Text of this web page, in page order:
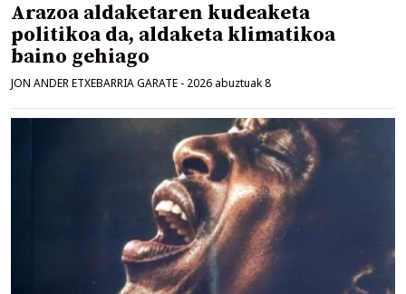
Arazoa aldaketaren kudeaketa
politikoa da, aldaketa klimatikoa
baino gehiago
JON ANDER ETXEBARRIA GARATE - 2026 abuztuak 8